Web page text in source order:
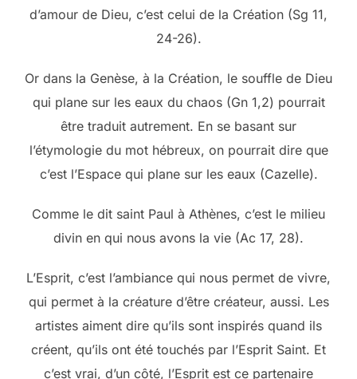
d’amour de Dieu, c’est celui de la Création (Sg 11,
24-26).
Or dans la Genèse, à la Création, le souffle de Dieu
qui plane sur les eaux du chaos (Gn 1,2) pourrait
être traduit autrement. En se basant sur
l’étymologie du mot hébreux, on pourrait dire que
c’est l’Espace qui plane sur les eaux (Cazelle).
Comme le dit saint Paul à Athènes, c’est le milieu
divin en qui nous avons la vie (Ac 17, 28).
L’Esprit, c’est l’ambiance qui nous permet de vivre,
qui permet à la créature d’être créateur, aussi. Les
artistes aiment dire qu’ils sont inspirés quand ils
créent, qu’ils ont été touchés par l’Esprit Saint. Et
c’est vrai, d’un côté, l’Esprit est ce partenaire